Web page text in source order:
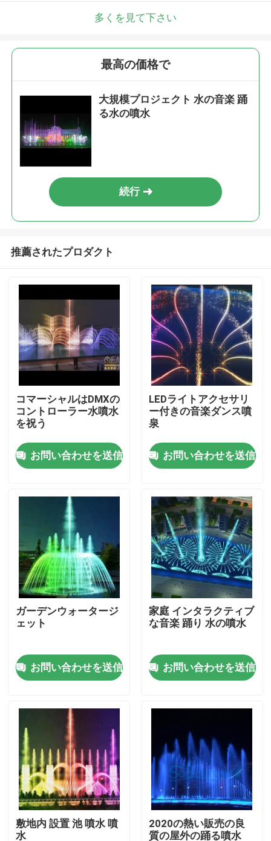
企業情報
会社案内
お問い合わせ
浮遊噴水
湖 の 噴水
音楽的な噴水
多くを見て下さい
最高の価格で
大規模プロジェクト 水の音楽 踊
る水の噴水
続行
推薦されたプロダクト
コマーシャルはDMXの
コントローラー水噴水
を祝う
お問い合わせを送信
LEDライトアクセサリ
ー付きの音楽ダンス噴
泉
お問い合わせを送信
ガーデンウォータージ
ェット
お問い合わせを送信
家庭 インタラクティブ
な音楽 踊り 水の噴水
お問い合わせを送信
敷地内 設置 池 噴水 噴
水
2020の熱い販売の良
質の屋外の踊る噴水